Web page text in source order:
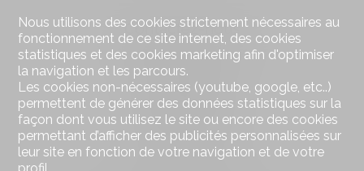
Contactez-nous
benoît dorsaz immobilier Sàrl
Route Cantonale 51
Case postale 105
1964 Conthey
Tél. +41 27 398 40 07
Mob.+41 79 223 87 87
info@bdimmo.ch
Nous utilisons des cookies strictement nécessaires au
fonctionnement de ce site internet, des cookies
statistiques et des cookies marketing afin d'optimiser
la navigation et les parcours.
Les cookies non-nécessaires (youtube, google, etc..)
permettent de générer des données statistiques sur la
façon dont vous utilisez le site ou encore des cookies
permettant d’afficher des publicités personnalisées sur
leur site en fonction de votre navigation et de votre